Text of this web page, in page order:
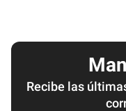
Recibe las